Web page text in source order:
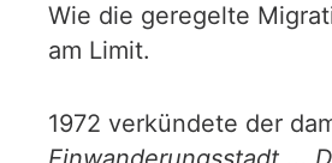
Wie die geregelte
am Limit.
1972 verkündete der